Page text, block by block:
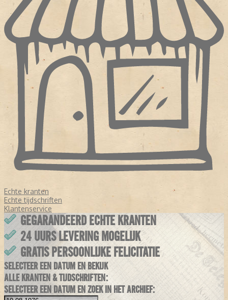
Echte kranten
Echte tijdschriften
Klantenservice
GEGARANDEERD ECHTE KRANTEN
24 UURS LEVERING MOGELIJK
GRATIS PERSOONLIJKE FELICITATIE
SELECTEER EEN DATUM EN BEKIJK
ALLE KRANTEN & TIJDSCHRIFTEN:
SELECTEER EEN DATUM EN ZOEK IN HET ARCHIEF: